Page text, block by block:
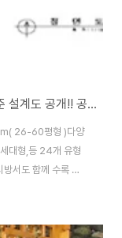
전원주택 설계하기!! 2009 농어촌 주택 표준 설계도 공개!! 공짜 전원주택 설계도면 ,무료 표준주택설계도면 구할수 있는 사이트!!
26-60평형 )다양
대형,등 24개 유형
서도 함께 수록 되
신고만으로도 집을
행, 귀농, 귀촌, 전원